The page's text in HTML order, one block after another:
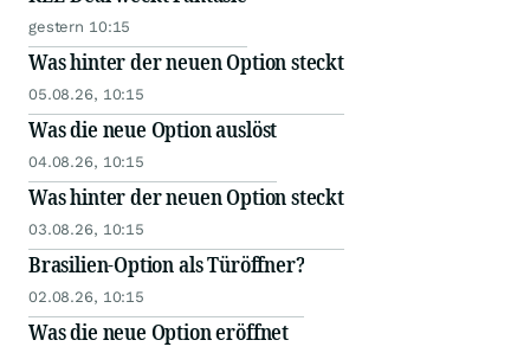
gestern 10:15
Was hinter der neuen Option steckt
05.08.26, 10:15
Was die neue Option auslöst
04.08.26, 10:15
Was hinter der neuen Option steckt
03.08.26, 10:15
Brasilien-Option als Türöffner?
02.08.26, 10:15
Was die neue Option eröffnet